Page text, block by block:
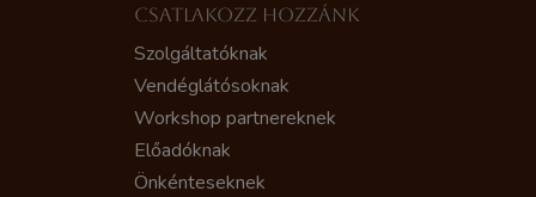
CSATLAKOZZ HOZZÁNK
Szolgáltatóknak
Vendéglátósoknak
Workshop partnereknek
Előadóknak
Önkénteseknek